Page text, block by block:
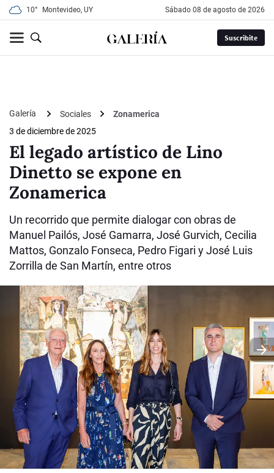
10° Montevideo, UY sábado 08 de agosto de 2026
Suscribite
Galería Sociales
Zonamerica
3 de diciembre de 2025
El legado artístico de Lino
Dinetto se expone en
Zonamerica
Un recorrido que permite dialogar con obras de
Manuel Pailós, José Gamarra, José Gurvich, Cecilia
Mattos, Gonzalo Fonseca, Pedro Figari y José Luis
Zorrilla de San Martín, entre otros